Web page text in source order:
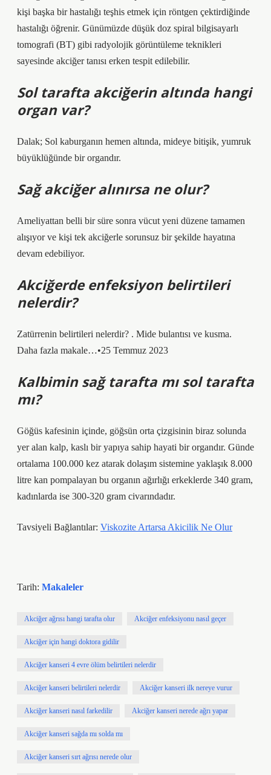
kişi başka bir hastalığı teşhis etmek için röntgen çektirdiğinde
hastalığı öğrenir. Günümüzde düşük doz spiral bilgisayarlı
tomografi (BT) gibi radyolojik görüntüleme teknikleri
sayesinde akciğer tanısı erken tespit edilebilir.
Sol tarafta akciğerin altında hangi
organ var?
Dalak; Sol kaburganın hemen altında, mideye bitişik, yumruk
büyüklüğünde bir organdır.
Sağ akciğer alınırsa ne olur?
Ameliyattan belli bir süre sonra vücut yeni düzene tamamen
alışıyor ve kişi tek akciğerle sorunsuz bir şekilde hayatına
devam edebiliyor.
Akciğerde enfeksiyon belirtileri
nelerdir?
Zatürrenin belirtileri nelerdir? . Mide bulantısı ve kusma.
Daha fazla makale…•25 Temmuz 2023
Kalbimin sağ tarafta mı sol tarafta
mı?
Göğüs kafesinin içinde, göğsün orta çizgisinin biraz solunda
yer alan kalp, kaslı bir yapıya sahip hayati bir organdır. Günde
ortalama 100.000 kez atarak dolaşım sistemine yaklaşık 8.000
litre kan pompalayan bu organın ağırlığı erkeklerde 340 gram,
kadınlarda ise 300-320 gram civarındadır.
Tavsiyeli Bağlantılar: Viskozite Artarsa Akicilik Ne Olur
Tarih: Makaleler
Akciğer ağrısı hangi tarafta olur Akciğer enfeksiyonu nasıl geçer
Akciğer için hangi doktora gidilir
Akciğer kanseri 4 evre ölüm belirtileri nelerdir
Akciğer kanseri belirtileri nelerdir Akciğer kanseri ilk nereye vurur
Akciğer kanseri nasıl farkedilir Akciğer kanseri nerede ağrı yapar
Akciğer kanseri sağda mı solda mı
Akciğer kanseri sırt ağrısı nerede olur